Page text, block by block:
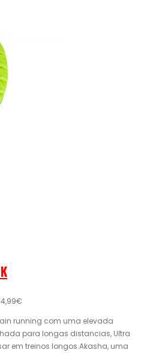
running com uma elevada
para longas distancias, Ultra
em treinos longos.Akasha, uma